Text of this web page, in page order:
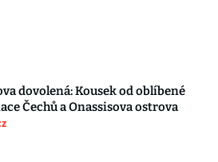
dovolená: Kousek od oblíbené
Čechů a Onassisova ostrova